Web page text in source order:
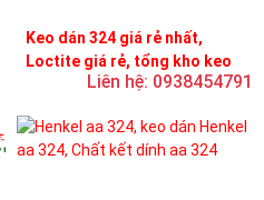
Keo dán 324 giá rẻ nhất,
Loctite giá rẻ, tổng kho keo
Liên hệ: 0938454791